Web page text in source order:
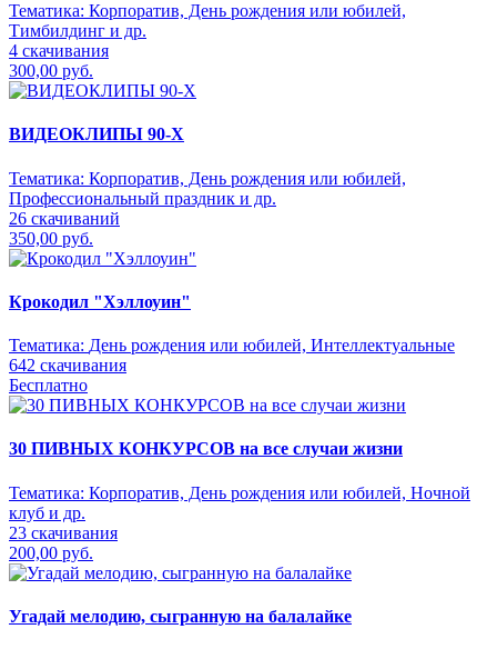
Тематика: Корпоратив, День рождения или юбилей,
Тимбилдинг и др.
4 скачивания
300,00 руб.
ВИДЕОКЛИПЫ 90-Х
Тематика: Корпоратив, День рождения или юбилей,
Профессиональный праздник и др.
26 скачиваний
350,00 руб.
Крокодил "Хэллоуин"
Тематика: День рождения или юбилей, Интеллектуальные
642 скачивания
Бесплатно
30 ПИВНЫХ КОНКУРСОВ на все случаи жизни
Тематика: Корпоратив, День рождения или юбилей, Ночной
клуб и др.
23 скачивания
200,00 руб.
Угадай мелодию, сыгранную на балалайке